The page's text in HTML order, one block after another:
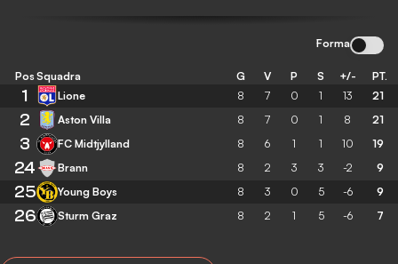
Forma
Pos Squadra G V P S +/- PT.
1 Lione 8 7 0 1 13 21
2 Aston Villa 8 7 0 1 8 21
3 FC Midtjylland 8 6 1 1 10 19
24 Brann 8 2 3 3 -2 9
25 Young Boys 8 3 0 5 -6 9
26 Sturm Graz 8 2 1 5 -6 7